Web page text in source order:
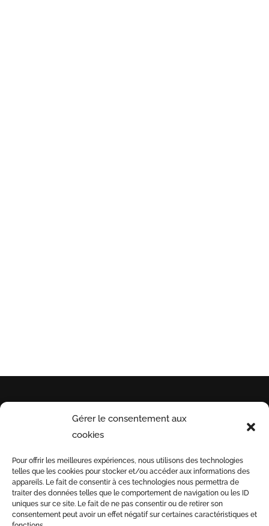
Gérer le consentement aux
cookies
Pour offrir les meilleures expériences, nous utilisons des technologies
telles que les cookies pour stocker et/ou accéder aux informations des
appareils. Le fait de consentir à ces technologies nous permettra de
traiter des données telles que le comportement de navigation ou les ID
uniques sur ce site. Le fait de ne pas consentir ou de retirer son
consentement peut avoir un effet négatif sur certaines caractéristiques et
INFORMATIONS
Conditions générales
de vente
Informations de
TOUTE
SÉCURITÉ
3D